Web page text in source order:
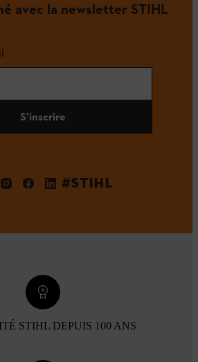
avec la newsletter STIHL
S'inscrire
#STIHL
STIHL DEPUIS 100 ANS